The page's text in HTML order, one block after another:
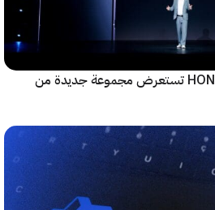
بالتعاون مع ARRI، شركة HONOR تستعرض مجموعة جديدة من